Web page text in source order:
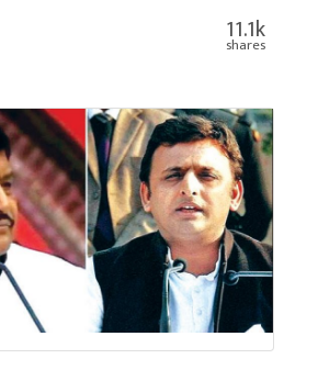
11.1k
shares